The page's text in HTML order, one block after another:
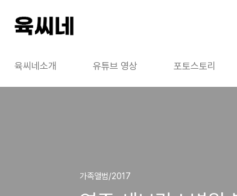
육씨네소개 유튜브 영상 포토스토리
가족앨범/2017